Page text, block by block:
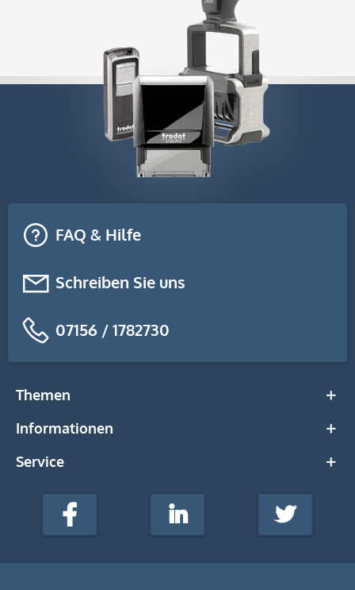
FAQ & Hilfe
Schreiben Sie uns
07156 / 1782730
Themen
Informationen
Service
stempel-
Media
Facebook LinkedIn Twitter